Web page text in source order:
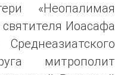
«Неопалимая
Иоасафа
митрополит